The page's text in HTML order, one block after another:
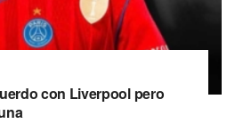
con Liverpool pero